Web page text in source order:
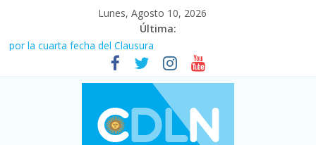
Lunes, Agosto 10, 2026
Última:
Newell’s cayó 2 a 1 ante Defensa y Justicia en Florencio Varela
por la cuarta fecha del Clausura
El agro argentino logró un récord histórico de exportaciones en
La construcción cayó 4,1% en junio y registró su cuarta baja del
Duelo internacional: Falleció Jorge Messi, el papá de Leo